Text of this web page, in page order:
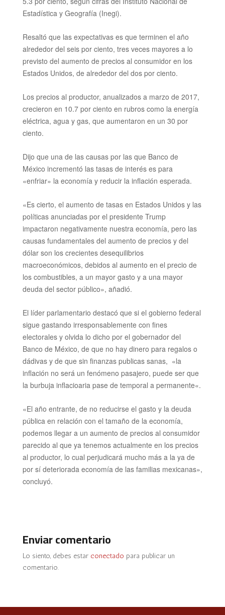
Estadística y Geografía (Inegi).
Resaltó que las expectativas es que terminen el año
alrededor del seis por ciento, tres veces mayores a lo
previsto del aumento de precios al consumidor en los
Estados Unidos, de alrededor del dos por ciento.
Los precios al productor, anualizados a marzo de 2017,
crecieron en 10.7 por ciento en rubros como la energía
eléctrica, agua y gas, que aumentaron en un 30 por
ciento.
Dijo que una de las causas por las que Banco de
México incrementó las tasas de interés es para
«enfriar» la economía y reducir la inflación esperada.
«Es cierto, el aumento de tasas en Estados Unidos y las
políticas anunciadas por el presidente Trump
impactaron negativamente nuestra economía, pero las
causas fundamentales del aumento de precios y del
dólar son los crecientes desequilibrios
macroeconómicos, debidos al aumento en el precio de
los combustibles, a un mayor gasto y a una mayor
deuda del sector público», añadió.
El líder parlamentario destacó que si el gobierno federal
sigue gastando irresponsablemente con fines
electorales y olvida lo dicho por el gobernador del
Banco de México, de que no hay dinero para regalos o
dádivas y de que sin finanzas publicas sanas, «la
inflación no será un fenómeno pasajero, puede ser que
la burbuja inflacioaria pase de temporal a permanente«.
«El año entrante, de no reducirse el gasto y la deuda
pública en relación con el tamaño de la economía,
podemos llegar a un aumento de precios al consumidor
parecido al que ya tenemos actualmente en los precios
al productor, lo cual perjudicará mucho más a la ya de
por sí deteriorada economía de las familias mexicanas»,
concluyó.
Enviar comentario
Lo siento, debes estar conectado para publicar un
comentario.